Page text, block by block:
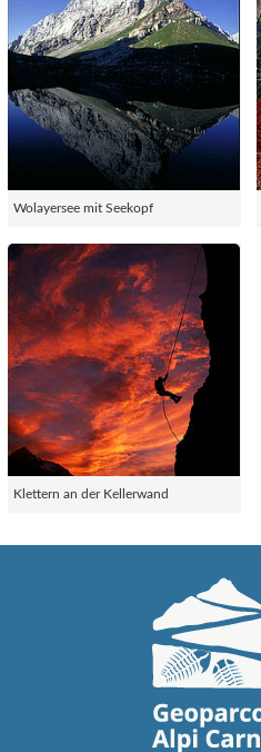
Wolayersee mit Seekopf
Klettern an der Kellerwand